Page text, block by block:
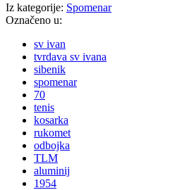
Iz kategorije: Spomenar
Označeno u:
sv ivan
tvrdava sv ivana
sibenik
spomenar
70
tenis
kosarka
rukomet
odbojka
TLM
aluminij
1954